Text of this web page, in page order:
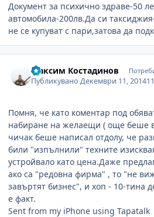
Документ за психично здраве-50
автомобила-200лв.Да си
не се купуват с пари,затова да
Максим Костадинов
ПубликуваноДекември 11, 2014
Помня, че като коментар под
набиране на желаещи ( още беше
чичак беше написал отдолу, че
били "изпълнили" техните
устройвало като цена.Даже
ако са "редовна фирма" , то "не
завъртят бизнес", и хоп - 10-тина
е факт.
Sent from my iPhone using Tapatalk